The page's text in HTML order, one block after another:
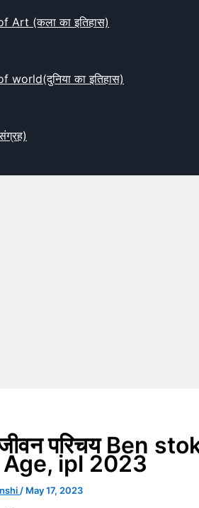
Art (कला का इतिहास)
world(दुनिया का इतिहास)
जीवन परिचय Ben
Age, ipl 2023
/ May 17, 2023